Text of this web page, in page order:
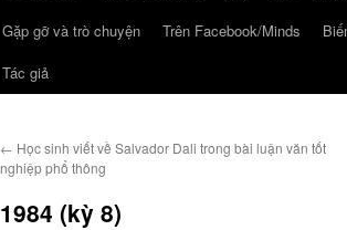
Gặp gỡ và trò chuyện
Trên Facebook/Minds
Tác giả
← Học sinh viết về Salvador Dali trong bài luận văn tốt
nghiệp phổ thông
1984 (kỳ 8)